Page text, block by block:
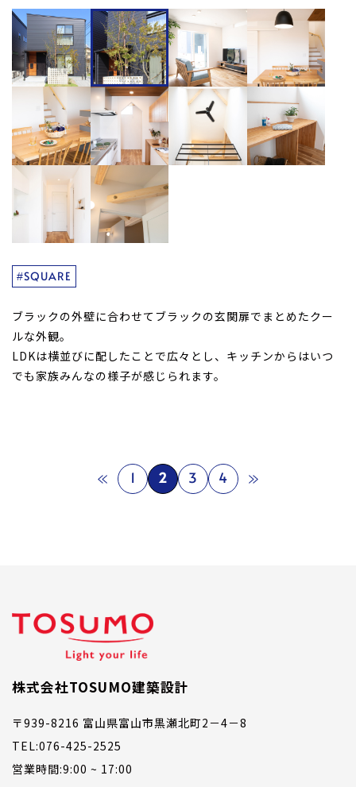
#SQUARE
ブラックの外壁に合わせてブラックの玄関扉でまとめたクー
ルな外観。
LDKは横並びに配したことで広々とし、キッチンからはいつ
でも家族みんなの様子が感じられます。
« 1 2 3 4
株式会社TOSUMO建築設計
〒939-8216 富山県富山市黒瀬北町2－4－8
TEL:076-425-2525
営業時間:9:00 ~ 17:00